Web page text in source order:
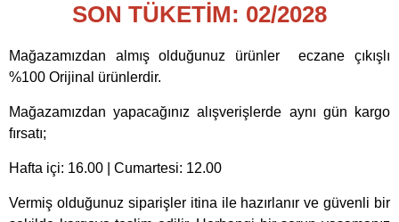
SON TÜKETİM: 02/2028
Mağazamızdan almış olduğunuz ürünler eczane çıkışlı
%100 Orijinal ürünlerdir.
Mağazamızdan yapacağınız alışverişlerde aynı gün kargo
fırsatı;
Hafta içi: 16.00 | Cumartesi: 12.00
Vermiş olduğunuz siparişler itina ile hazırlanır ve güvenli bir